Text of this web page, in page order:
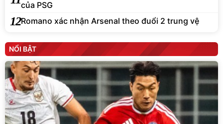
của PSG
12Romano xác nhận Arsenal theo đuổi 2 trung vệ
NỔI BẬT